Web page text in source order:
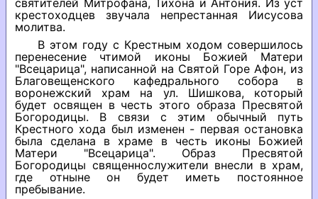
святителей Митрофана, Тихона и Антония. Из уст
крестоходцев звучала непрестанная Иисусова
молитва.
В этом году с Крестным ходом совершилось
перенесение чтимой иконы Божией Матери
"Всецарица", написанной на Святой Горе Афон, из
Благовещенского кафедрального собора в
воронежский храм на ул. Шишкова, который
будет освящен в честь этого образа Пресвятой
Богородицы. В связи с этим обычный путь
Крестного хода был изменен - первая остановка
была сделана в храме в честь иконы Божией
Матери "Всецарица". Образ Пресвятой
Богородицы священнослужители внесли в храм,
где отныне он будет иметь постоянное
пребывание.